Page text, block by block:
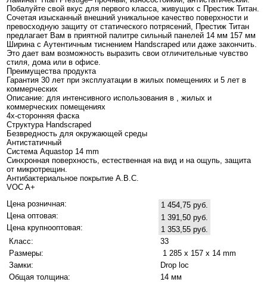
Побалуйте свой вкус для первого класса, живущих с Престиж Титан.
Сочетая изысканный внешний уникальное качество поверхности и
превосходную защиту от статического потрясений, Престиж Титан
предлагает Вам в приятной палитре сильный панелей 14 мм 157 мм
Ширина с Аутентичным тиснением Handscraped или даже закончить.
Это дает вам возможность выразить свои отличительные чувство
стиля, дома или в офисе.
Преимущества продукта
Гарантия 30 лет при эксплуатации в жилых помещениях и 5 лет в
коммерческих
Описание: для интенсивного использования в , жилых и
коммерческих помещениях
4х-сторонняя фаска
Структура Handscraped
Безвредность для окружающей среды
Антистатичный
Система Aquastop 14 mm
Синхронная поверхность, естественная на вид и на ощупь, защита
от микротрещин.
Антибактериальное покрытие A.B.C.
VOC A+
Цена розничная:
1 454,75 руб.
Цена оптовая:
1 391,50 руб.
Цена крупнооптовая:
1 353,55 руб.
Класс:
33
Размеры:
1 285 x 157 x 14 mm
Замки:
Drop loc
Общая толщина:
14 мм